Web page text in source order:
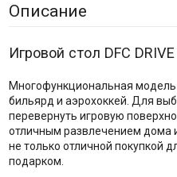
Описание
Игровой стол DFC
Многофункциональная
бильярд и аэрохоккей. Для
перевернуть игровую
отличным развлечением дома
не только отличной покупкой
подарком.